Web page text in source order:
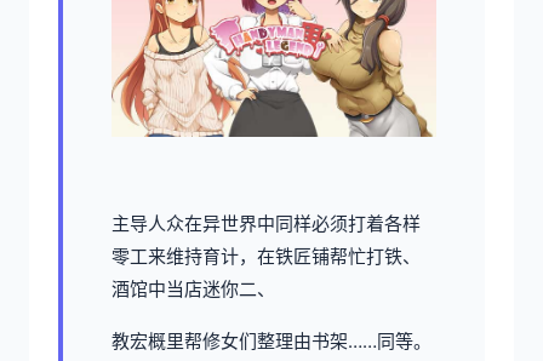
主导人众在异世界中同样必须打着各样
零工来维持育计，在铁匠铺帮忙打铁、
酒馆中当店迷你二、
教宏概里帮修女们整理由书架……同等。